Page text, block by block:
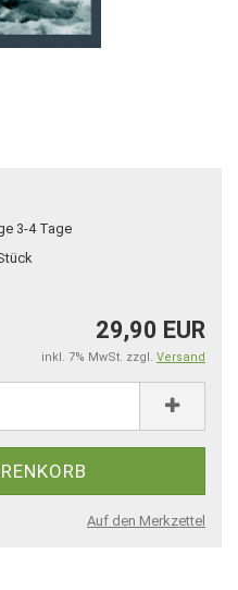
3-4 Tage
29,90 EUR
inkl. 7% MwSt. zzgl. Versand
Auf den Merkzettel